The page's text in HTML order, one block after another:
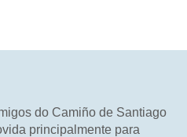
do Camiño de Santiago
principalmente para